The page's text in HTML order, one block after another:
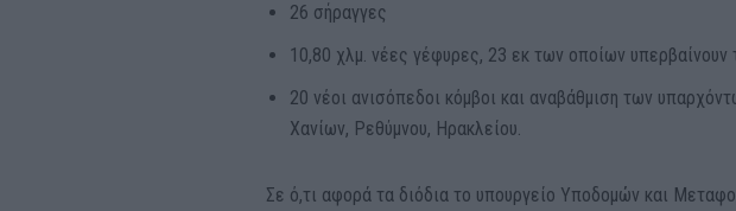
26 σήραγγες
10,80 χλμ. νέες γέφυρες, 23 εκ των οποίων υπερβαίνουν
20 νέοι ανισόπεδοι κόμβοι και αναβάθμιση των
Χανίων, Ρεθύμνου, Ηρακλείου.
Σε ό,τι αφορά τα διόδια το υπουργείο Υποδομών και